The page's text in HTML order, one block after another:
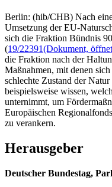
Berlin: (hib/CHB) Nach
Umsetzung der EU-
sich die Fraktion Bündnis
(19/22391(Dokument,
die Fraktion nach der
Maßnahmen, mit denen
schlechte Zustand der
beispielsweise wissen,
unternimmt, um
Europäischen
zu verankern.
Herausgeber
Deutscher Bundestag,